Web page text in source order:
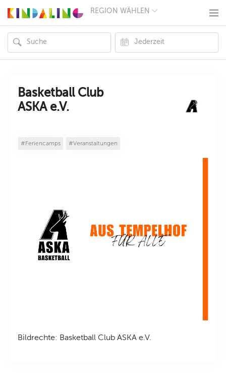
REGION WÄHLEN
MÜNCHEN
HAMBURG
FRANKFURT
KÖLN
ESSEN
HANNOVER
WIEN
Basketball Club
ASKA e.V.
#Feriencamps #Veranstaltungen
Bildrechte: Basketball Club ASKA e.V.